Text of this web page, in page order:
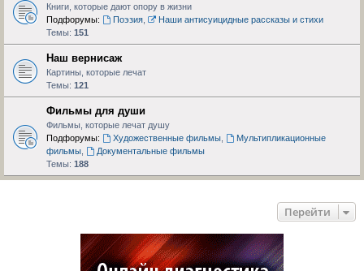
Книги, которые дают опору в жизни
Подфорумы:
Поэзия,
Наши антисуицидные рассказы и стихи
Темы: 151
Наш вернисаж
Картины, которые лечат
Темы: 121
Фильмы для души
Фильмы, которые лечат душу
Подфорумы:
Художественные фильмы,
Мультипликационные
фильмы
Документальные фильмы
Темы: 188
Перейти